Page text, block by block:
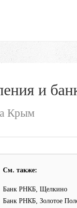
и
Крым
См. также:
Банк РНКБ, Щелкино
Банк РНКБ, Золотое